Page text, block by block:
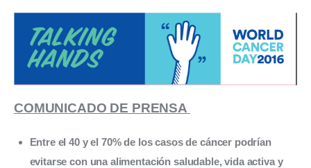
COMUNICADO DE PRENSA
Entre el 40 y el 70% de los casos de cáncer podrían
evitarse con una alimentación saludable, vida activa y